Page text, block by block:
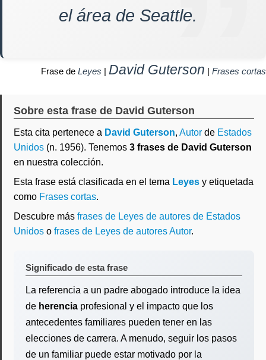
el área de Seattle.
Frase de Leyes | David Guterson | Frases cortas
Sobre esta frase de David Guterson
Esta cita pertenece a David Guterson, Autor de Estados
Unidos (n. 1956). Tenemos 3 frases de David Guterson
en nuestra colección.
Esta frase está clasificada en el tema Leyes y etiquetada
como Frases cortas.
Descubre más frases de Leyes de autores de Estados
Unidos o frases de Leyes de autores Autor.
Significado de esta frase
La referencia a un padre abogado introduce la idea
de herencia profesional y el impacto que los
antecedentes familiares pueden tener en las
elecciones de carrera. A menudo, seguir los pasos
de un familiar puede estar motivado por la